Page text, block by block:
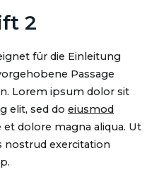
2
für die Einleitung
Passage
Lorem ipsum dolor sit
elit, sed do eiusmod
dolore magna aliqua. Ut
nostrud exercitation